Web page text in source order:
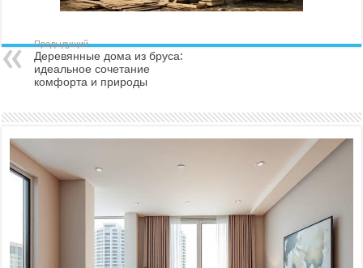
Предыдущий
Деревянные дома из бруса:
идеальное сочетание
комфорта и природы